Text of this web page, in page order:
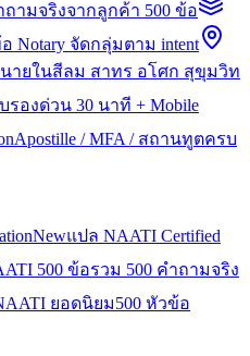
ถามจริงจากลูกค้า 500 ข้อ
Notary จัดกลุ่มตาม intent
ายในสีลม สาทร อโศก สุขุมวิท
รองด่วน 30 นาที + Mobile
Apostille / MFA / สถานทูตครบ
Newแปล NAATI Certified
500 ข้อรวม 500 คำถามจริง
ยอดนิยม500 หัวข้อ